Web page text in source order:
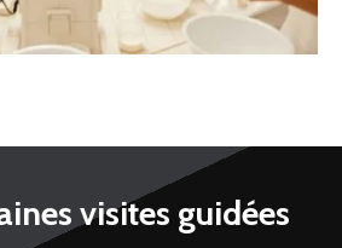
visites guidées